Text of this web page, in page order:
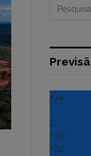
+34
°
C
+36°
+21°